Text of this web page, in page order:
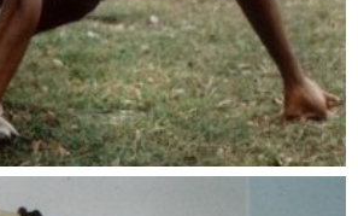
träumt von Olympia.